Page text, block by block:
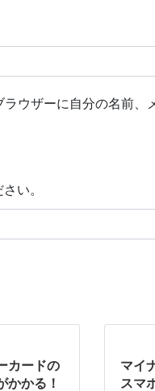
ウザーに自分の名前、
い。
カードの
かかる！
マイ
スマ